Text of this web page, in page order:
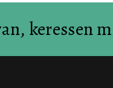
keressen